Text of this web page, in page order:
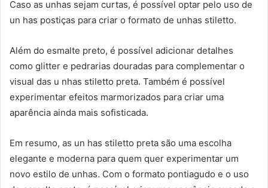
Caso as unhas sejam curtas, é possível optar pelo uso de
un has postiças para criar o formato de unhas stiletto.
Além do esmalte preto, é possível adicionar detalhes
como glitter e pedrarias douradas para complementar o
visual das u nhas stiletto preta. Também é possível
experimentar efeitos marmorizados para criar uma
aparência ainda mais sofisticada.
Em resumo, as un has stiletto preta são uma escolha
elegante e moderna para quem quer experimentar um
novo estilo de unhas. Com o formato pontiagudo e o uso